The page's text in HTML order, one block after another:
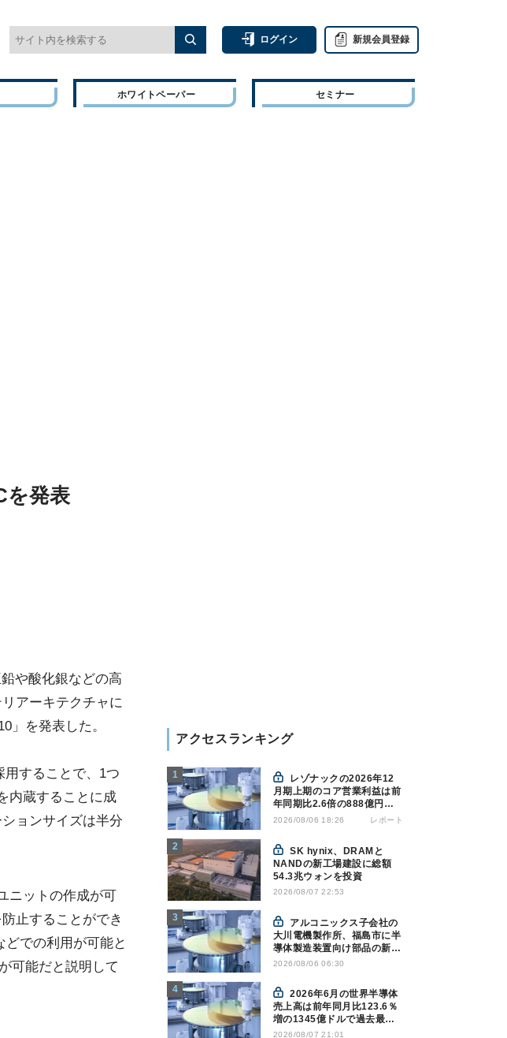
ログイン 新規会員登録
ホワイトペーパー セミナー
を発表
や酸化銀などの高
アーキテクチャに
」を発表した。
することで、1つ
内蔵することに成
ョンサイズは半分
ニットの作成が可
止することができ
での利用が可能と
可能だと説明して
アクセスランキング
月期上期のコア営業利益は前
年同期比2.6倍の888億円、
AI向け半導体材料が好調
2026/08/06 18:26 レポート
SK hynix、DRAMと
NANDの新工場建設に総額
54.3兆ウォンを投資
2026/08/07 22:53
大川電機製作所、福島市に半
導体製造装置向け部品の新工
場建設を決定
2026/08/06 06:30
2026年6月の世界半導体
売上高は前年同月比123.6％
増の1345億ドルで過去最高
更新 SIA調べ
2026/08/07 21:01